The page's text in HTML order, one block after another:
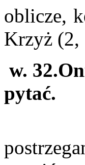
oblicze,
Krzyż (2,
w.
pytać.
To